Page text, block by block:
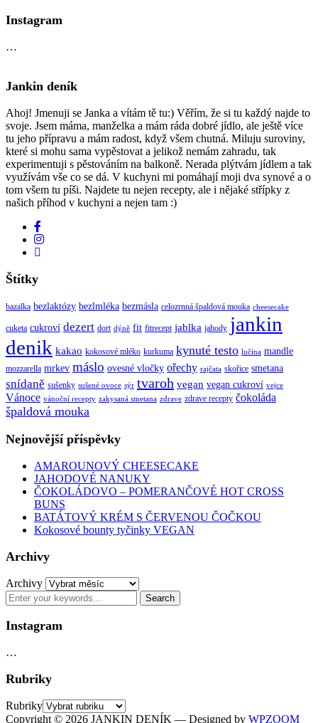
Instagram
…
Jankin deník
Ahoj! Jmenuji se Janka a vítám tě tu:) Věřím, že si tu každý najde to
svoje. Jsem máma, manželka a mám ráda dobré jídlo, ale ještě více
tu jeho přípravu a mám radost, když všem chutná. Miluju suroviny,
které si mohu sama vypěstovat a jelikož nemám zahradu, tak
experimentuji s pěstováním na balkoně. Nerada plýtvám jídlem a tak
využívám vše co se dá. V kuchyni mi pomáhají moji dva synové a o
tom všem tu píši. Najdete tu nejen recepty, ale i nějaké střípky z
našich příhod v kuchyni a nejen tam :)
Štítky
bazalka bezlaktózy bezlmléka bezmásla celozrnná špaldová mouka cheesecake
cuketa cukroví dezert dort dýně fit fitrecept jablka jahody jankin
denik kakao kokosové mléko kurkuma kynuté testo lučina mandle
mozzarella mrkev máslo ovesné vločky ořechy rajčata skořice smetana
snídaně sušenky sušené ovoce sýr tvaroh vegan vegan cukroví vejce
Vánoce vánoční recepty zakysaná smetana zdrave zdrave recepty čokoláda
špaldová mouka
Nejnovější příspěvky
AMAROUNOVÝ CHEESECAKE
JAHODOVÉ NANUKY
ČOKOLÁDOVO – POMERANČOVÉ HOT CROSS
BUNS
BATÁTOVÝ KRÉM S ČERVENOU ČOČKOU
Kokosové bounty tyčinky VEGAN
Archivy
Archivy
Instagram
…
Rubriky
Rubriky
Copyright © 2026 JANKIN DENÍK — Designed by WPZOOM